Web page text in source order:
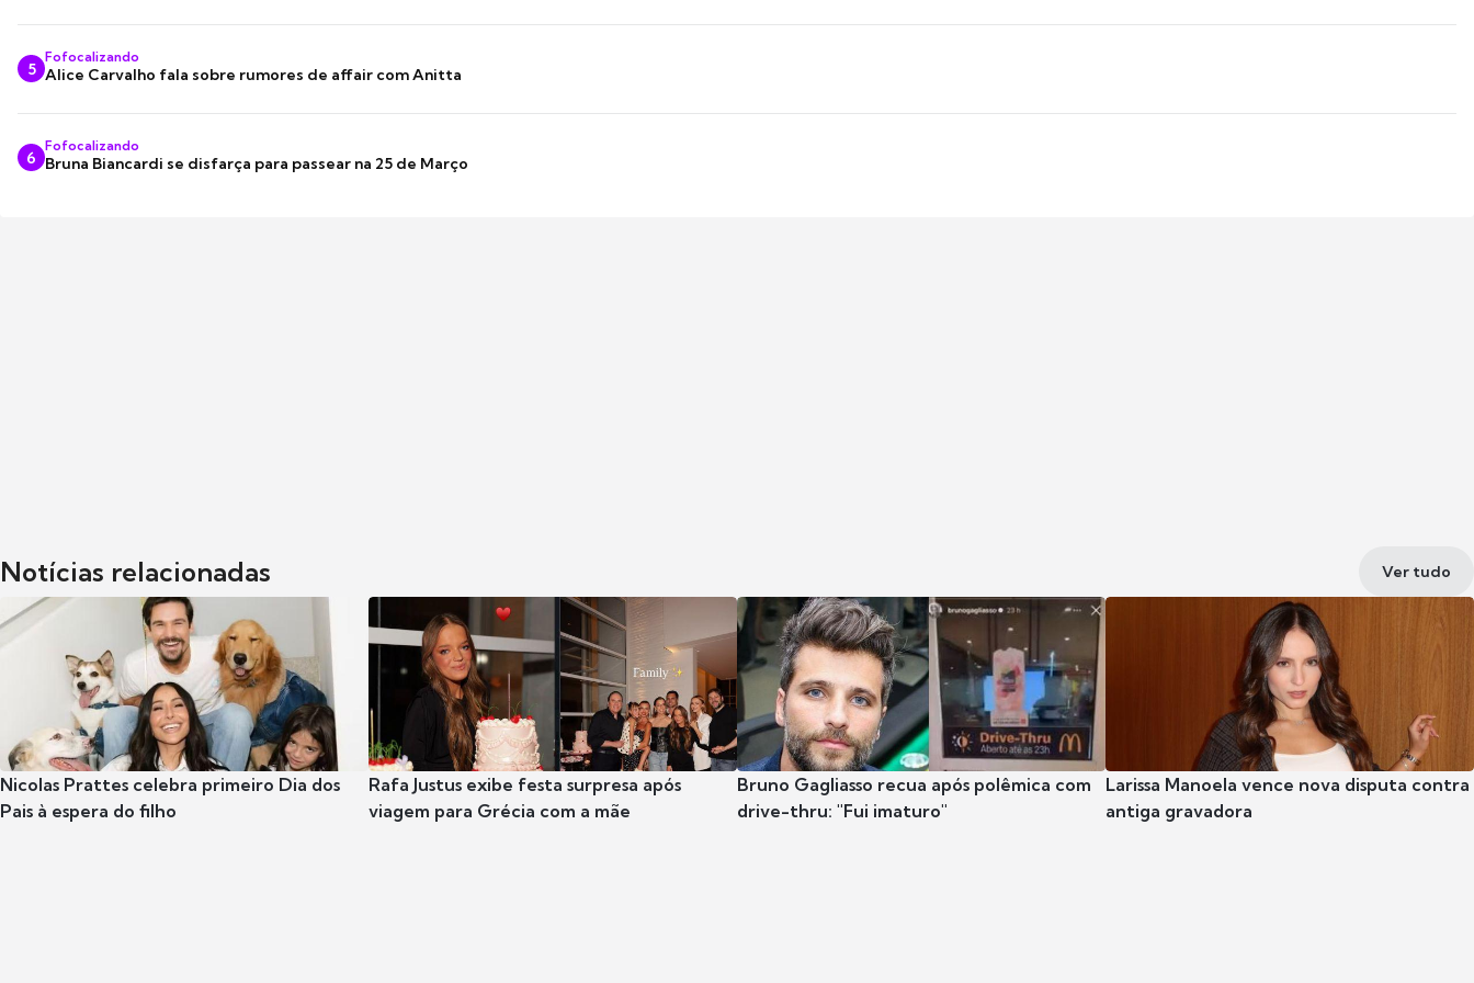
5
Fofocalizando
Alice Carvalho fala sobre rumores de affair com Anitta
6
Fofocalizando
Bruna Biancardi se disfarça para passear na 25 de Março
Notícias relacionadas Ver tudo
Nicolas Prattes celebra primeiro Dia dos
Pais à espera do filho
Rafa Justus exibe festa surpresa após
viagem para Grécia com a mãe
Bruno Gagliasso recua após polêmica com
drive-thru: "Fui imaturo"
Larissa Manoela vence nova disputa contra
antiga gravadora